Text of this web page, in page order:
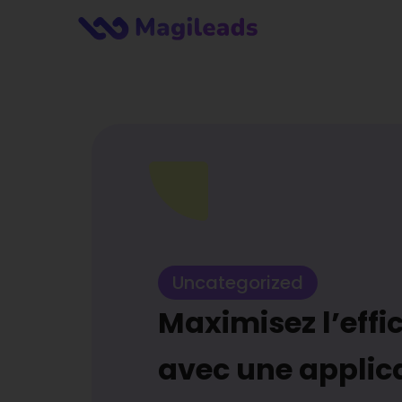
Uncategorized
Maximisez
avec une